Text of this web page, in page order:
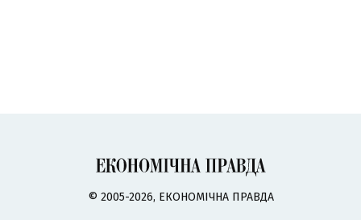
© 2005-2026, ЕКОНОМІЧНА ПРАВДА